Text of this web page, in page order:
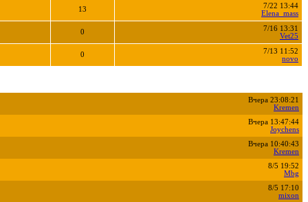
13
7/22 13:44
Elena_mass
0
7/16 13:31
Vet25
0
7/13 11:52
novo
Вчера 23:08:21
Kremen
Вчера 13:47:44
Joychens
Вчера 10:40:43
Kremen
8/5 19:52
Mbg
8/5 17:10
mixon